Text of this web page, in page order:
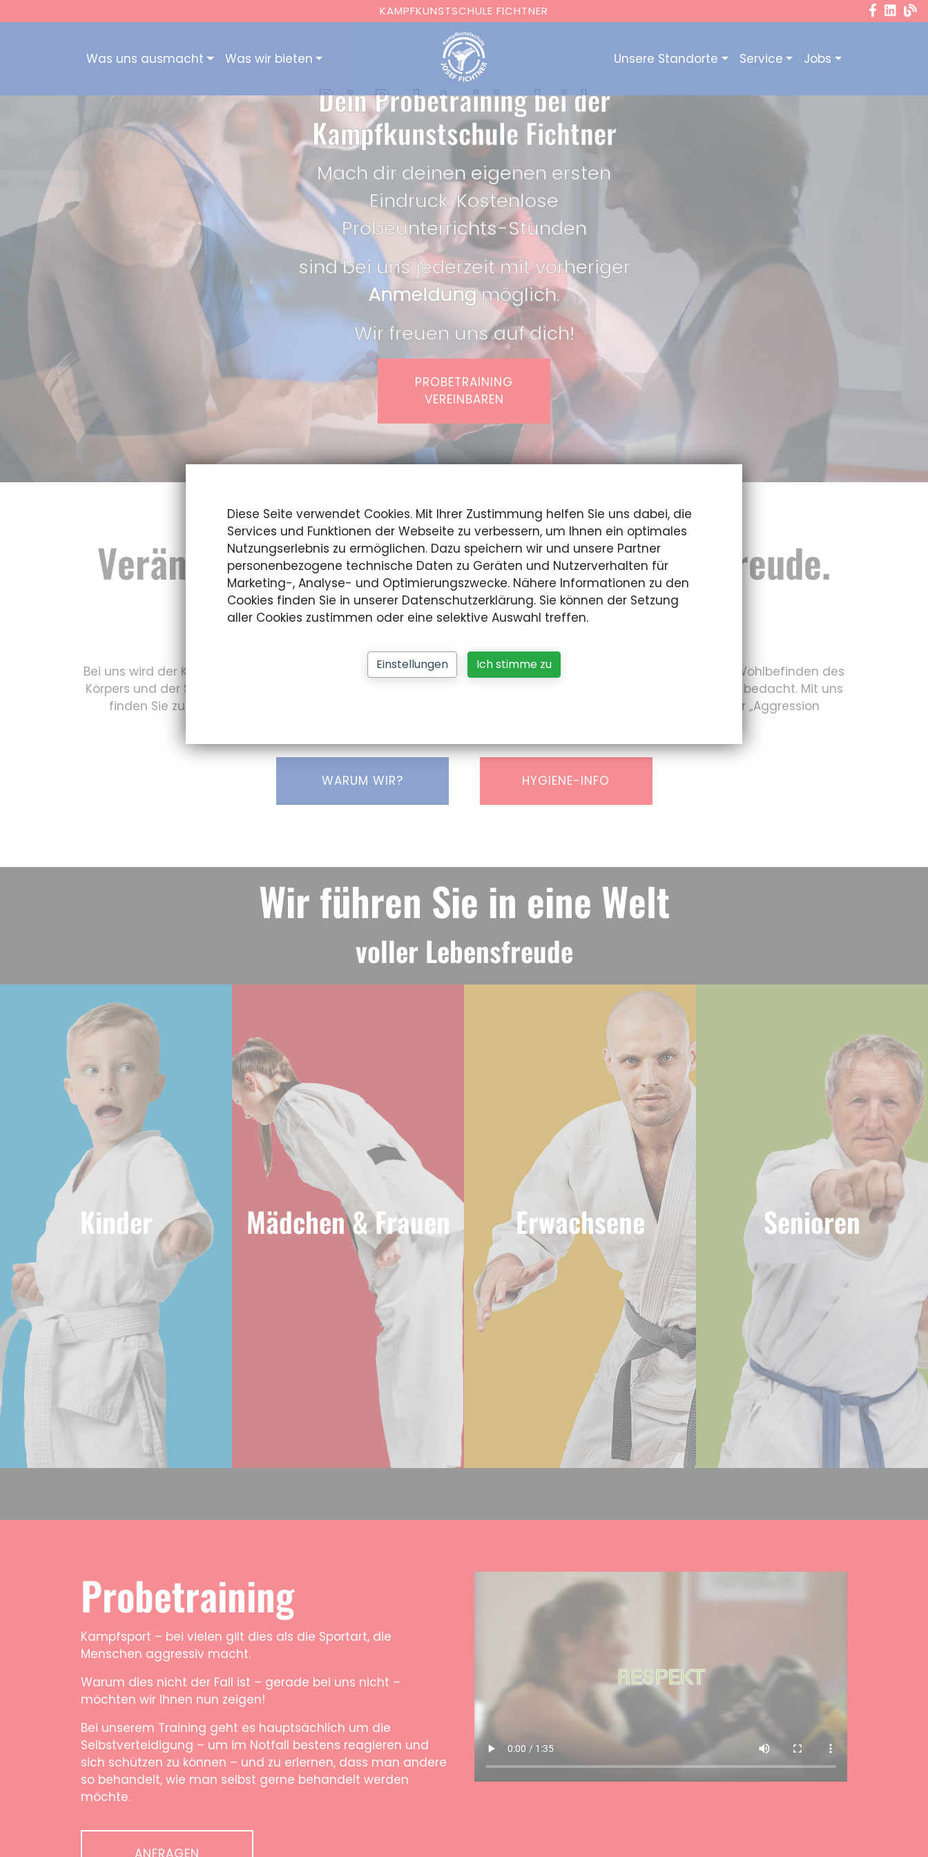
KAMPFKUNSTSCHULE FICHTNER
Was uns ausmacht Was wir bieten Unsere Standorte Service Jobs
Dein Probetraining bei der
Kampfkunstschule Fichtner
Mach dir deinen eigenen ersten
Eindruck. Kostenlose
Probeunterrichts-Stunden
sind bei uns jederzeit mit vorheriger
Anmeldungmöglich.
Wir freuen uns auf dich!
PROBETRAINING
VEREINBAREN
Veränderung. Selbstbewusstsein. Lebensfreude.
Mit uns zu Ihrer inneren Mitte finden!
Bei uns wird der Kampfsport auf einer ganz neuen Ebene gelernt und gelebt! Wir achten auf das allgemeine Wohlbefinden des
Körpers und der Seele und sind sehr auf einen respektvollen Umgang mit sich selbst und anderen gegenüber bedacht. Mit uns
finden Sie zu mehr Stärke und Selbstbewusstsein und werden erkennen, dass Kampfsport viel mehr als nur „Aggression
WARUM WIR? HYGIENE-INFO
Wir führen Sie in eine Welt
voller Lebensfreude
Kinder Mädchen & Frauen Erwachsene Senioren
Probetraining
Kampfsport – bei vielen gilt dies als die Sportart, die
Menschen aggressiv macht.
Warum dies nicht der Fall ist – gerade bei uns nicht –
möchten wir Ihnen nun zeigen!
Bei unserem Training geht es hauptsächlich um die
Selbstverteidigung – um im Notfall bestens reagieren und
sich schützen zu können – und zu erlernen, dass man andere
so behandelt, wie man selbst gerne behandelt werden
möchte.
ANFRAGEN
Diese Seite verwendet Cookies. Mit Ihrer Zustimmung helfen Sie uns dabei, die
Services und Funktionen der Webseite zu verbessern, um Ihnen ein optimales
Nutzungserlebnis zu ermöglichen. Dazu speichern wir und unsere Partner
personenbezogene technische Daten zu Geräten und Nutzerverhalten für
Marketing-, Analyse- und Optimierungszwecke. Nähere Informationen zu den
Cookies finden Sie in unserer Datenschutzerklärung. Sie können der Setzung
aller Cookies zustimmen oder eine selektive Auswahl treffen.
Einstellungen Ich stimme zu